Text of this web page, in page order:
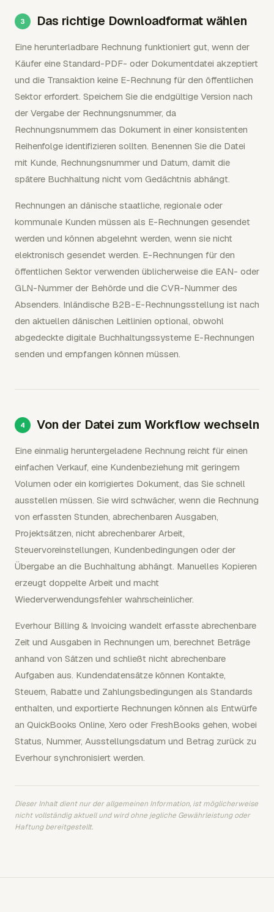
Das richtige Downloadformat wählen
Eine herunterladbare Rechnung funktioniert gut, wenn der
Käufer eine Standard-PDF- oder Dokumentdatei akzeptiert
und die Transaktion keine E-Rechnung für den öffentlichen
Sektor erfordert. Speichern Sie die endgültige Version nach
der Vergabe der Rechnungsnummer, da
Rechnungsnummern das Dokument in einer konsistenten
Reihenfolge identifizieren sollten. Benennen Sie die Datei
mit Kunde, Rechnungsnummer und Datum, damit die
spätere Buchhaltung nicht vom Gedächtnis abhängt.
Rechnungen an dänische staatliche, regionale oder
kommunale Kunden müssen als E-Rechnungen gesendet
werden und können abgelehnt werden, wenn sie nicht
elektronisch gesendet werden. E-Rechnungen für den
öffentlichen Sektor verwenden üblicherweise die EAN- oder
GLN-Nummer der Behörde und die CVR-Nummer des
Absenders. Inländische B2B-E-Rechnungsstellung ist nach
den aktuellen dänischen Leitlinien optional, obwohl
abgedeckte digitale Buchhaltungssysteme E-Rechnungen
senden und empfangen können müssen.
Von der Datei zum Workflow wechseln
Eine einmalig heruntergeladene Rechnung reicht für einen
einfachen Verkauf, eine Kundenbeziehung mit geringem
Volumen oder ein korrigiertes Dokument, das Sie schnell
ausstellen müssen. Sie wird schwächer, wenn die Rechnung
von erfassten Stunden, abrechenbaren Ausgaben,
Projektsätzen, nicht abrechenbarer Arbeit,
Steuervoreinstellungen, Kundenbedingungen oder der
Übergabe an die Buchhaltung abhängt. Manuelles Kopieren
erzeugt doppelte Arbeit und macht
Wiederverwendungsfehler wahrscheinlicher.
Everhour Billing & Invoicing wandelt erfasste abrechenbare
Zeit und Ausgaben in Rechnungen um, berechnet Beträge
anhand von Sätzen und schließt nicht abrechenbare
Aufgaben aus. Kundendatensätze können Kontakte,
Steuern, Rabatte und Zahlungsbedingungen als Standards
enthalten, und exportierte Rechnungen können als Entwürfe
an QuickBooks Online, Xero oder FreshBooks gehen, wobei
Status, Nummer, Ausstellungsdatum und Betrag zurück zu
Everhour synchronisiert werden.
Dieser Inhalt dient nur der allgemeinen Information, ist möglicherweise
nicht vollständig aktuell und wird ohne jegliche Gewährleistung oder
Haftung bereitgestellt.